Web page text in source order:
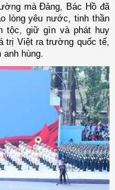
mà Đảng, Bác Hồ đã
lòng yêu nước, tinh thần
giữ gìn và phát huy
trị Việt ra trường quốc tế,
anh hùng.